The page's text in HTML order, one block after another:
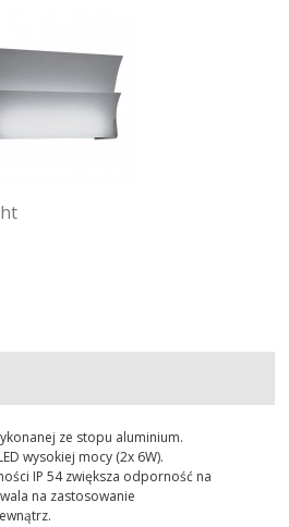
ze stopu aluminium.
wysokiej mocy (2x 6W).
IP 54 zwiększa odporność na
na zastosowanie